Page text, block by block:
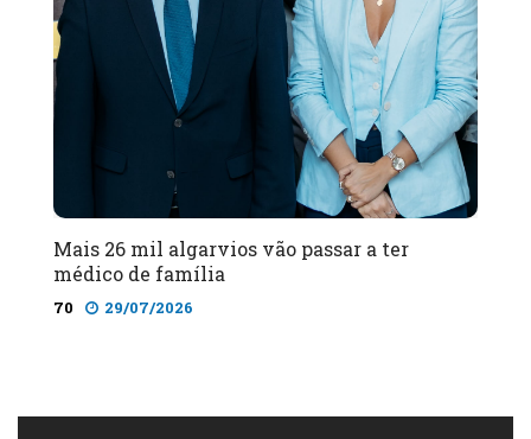
Mais 26 mil algarvios vão passar a ter
médico de família
70 29/07/2026